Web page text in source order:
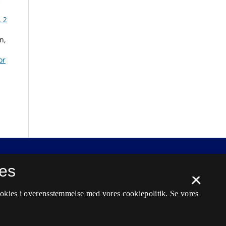
2
×
i overensstemmelse med vores cookiepolitik. Se vores